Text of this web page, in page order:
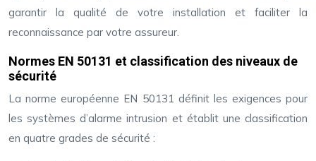
garantir la qualité de votre installation et faciliter la
reconnaissance par votre assureur.
Normes EN 50131 et classification des niveaux de
sécurité
La norme européenne EN 50131 définit les exigences pour
les systèmes d’alarme intrusion et établit une classification
en quatre grades de sécurité :